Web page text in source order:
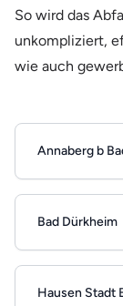
So wird das
unkompliziert,
wie auch
Annaberg b
Bad Dürkheim
Hausen Stadt